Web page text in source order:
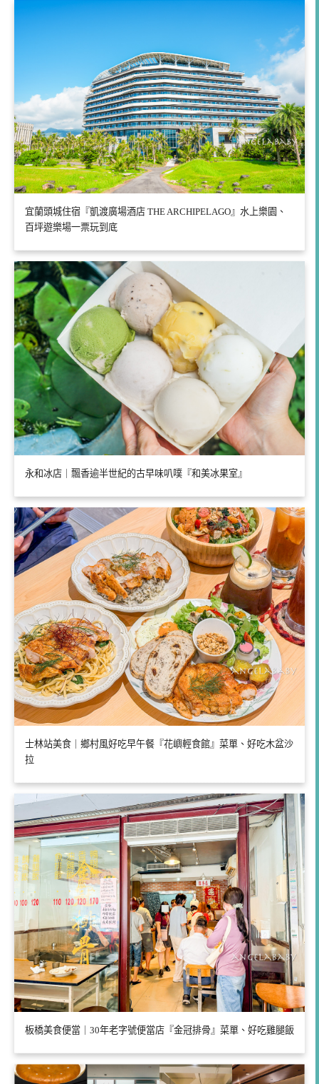
宜蘭頭城住宿『凱渡廣場酒店 THE ARCHIPELAGO』水上樂園、
百坪遊樂場一票玩到底
永和冰店｜飄香逾半世紀的古早味叭噗『和美冰果室』
士林站美食｜鄉村風好吃早午餐『花嶼輕食館』菜單、好吃木盆沙
拉
板橋美食便當｜30年老字號便當店『金冠排骨』菜單、好吃雞腿飯